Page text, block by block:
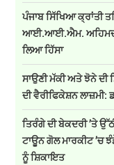
ਪੰਜਾਬ ਸਿੱਖਿਆ ਕ੍ਰਾਂਤੀ
ਆਈ.ਆਈ.ਐਮ.
ਲਿਆ ਹਿੱਸਾ
ਸਾਉਣੀ ਮੱਕੀ ਅਤੇ ਝੋਨੇ ਦੀ
ਦੀ ਵੈਰੀਫਿਕੇਸ਼ਨ ਲਾਜ਼ਮੀ:
ਤਿਰੰਗੇ ਦੀ ਬੇਕਦਰੀ ’ਤੇ
ਟਾਊਨ ਗੋਲ ਮਾਰਕੀਟ ’ਚ
ਨੂੰ ਸ਼ਿਕਾਇਤ